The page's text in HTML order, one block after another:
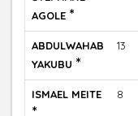
AGOLE *
ABDULWAHAB
YAKUBU *
13
ISMAEL MEITE
*
8